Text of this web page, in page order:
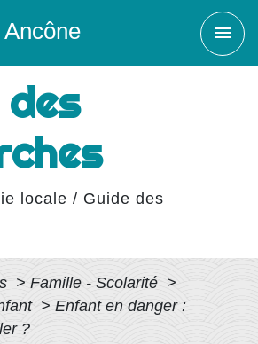
menu
des
locale / Guide des
> Famille - Scolarité >
> Enfant en danger :
?